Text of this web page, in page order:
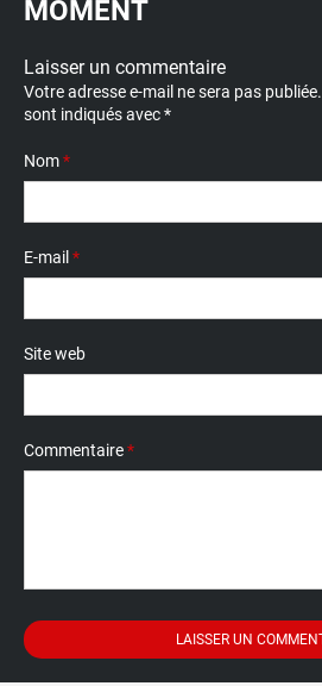
MOMENT
Laisser un commentaire
Votre adresse e-mail ne sera pas publiée.
sont indiqués avec*
Nom*
E-mail *
Site web
Commentaire*